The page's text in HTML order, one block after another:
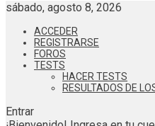
sábado, agosto 8, 2026
ACCEDER
REGISTRARSE
FOROS
TESTS
HACER TESTS
RESULTADOS DE
Entrar